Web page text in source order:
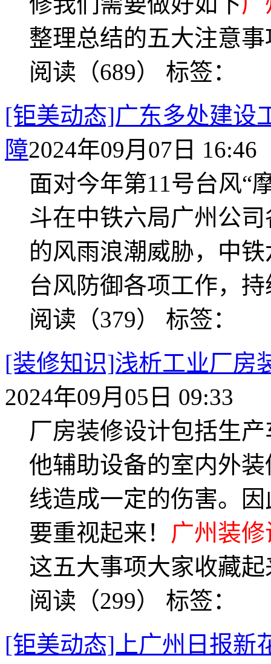
整理总结的五大注意事
阅读（689） 标签：
[钜美动态]广东多处建设
障2024年09月07日 16:46
面对今年第11号台风“
斗在中铁六局广州公
的风雨浪潮威胁，中
台风防御各项工作，
阅读（379） 标签：
[装修知识]浅析工业厂房
2024年09月05日 09:33
厂房装修设计包括生
他辅助设备的室内外
线造成一定的伤害。
要重视起来！ 广州装
这五大事项大家收藏
阅读（299） 标签：
[钜美动态]上广州日报新